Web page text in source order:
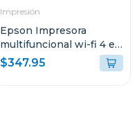
Impresión
Epson Impresora
multifuncional wi-fi 4 en
1 de alto desempeño
eco tank l5590 c11ck57
$347.95